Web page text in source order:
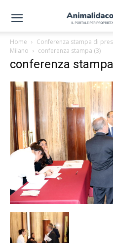
Home
Conferenza stampa di
Milano
conferenza stampa (3)
conferenza